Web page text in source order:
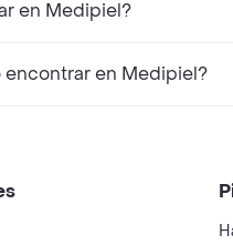
en Medipiel?
en Medipiel?